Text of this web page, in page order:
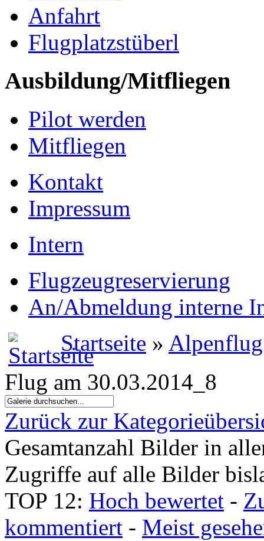
Anfahrt
Flugplatzstüberl
Ausbildung/Mitfliegen
Pilot werden
Mitfliegen
Kontakt
Impressum
Intern
Flugzeugreservierung
An/Abmeldung interne
Startseite »
Flug am 30.03.2014_8
Zurück zur
Gesamtanzahl Bilder in
Zugriffe auf alle Bilder
TOP 12: Hoch bewertet -
kommentiert - Meist